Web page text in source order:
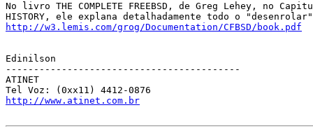
No livro THE COMPLETE FREEBSD, de Greg Lehey, no
http://w3.lemis.com/grog/Documentation/CFBSD/book.pdf
Edinilson
------------------------------------------
ATINET
http://www.atinet.com.br